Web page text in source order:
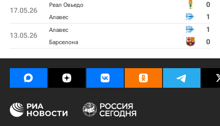
17.05.26
Реал Овьедо 0
Алавес 1
13.05.26
Алавес 1
Барселона 0